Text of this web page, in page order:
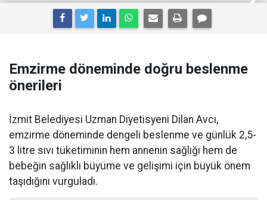
Emzirme döneminde doğru beslenme
önerileri
İzmit Belediyesi Uzman Diyetisyeni Dilan Avcı,
emzirme döneminde dengeli beslenme ve günlük 2,5-
3 litre sıvı tüketiminin hem annenin sağlığı hem de
bebeğin sağlıklı büyüme ve gelişimi için büyük önem
taşıdığını vurguladı.